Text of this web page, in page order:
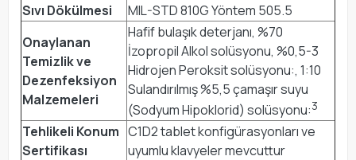
Sıvı Dökülmesi
MIL-STD 810G Yöntem 505.5
Onaylanan
Temizlik ve
Dezenfeksiyon
Malzemeleri
Hafif bulaşık deterjanı, %70
İzopropil Alkol solüsyonu, %0,5-3
Hidrojen Peroksit solüsyonu:, 1:10
Sulandırılmış %5,5 çamaşır suyu
(Sodyum Hipoklorid) solüsyonu:3
Tehlikeli Konum
Sertifikası
C1D2 tablet konfigürasyonları ve
uyumlu klavyeler mevcuttur